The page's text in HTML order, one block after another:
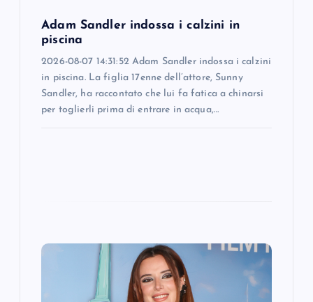
Adam Sandler indossa i calzini in
piscina
2026-08-07 14:31:52 Adam Sandler indossa i calzini
in piscina. La figlia 17enne dell’attore, Sunny
Sandler, ha raccontato che lui fa fatica a chinarsi
per toglierli prima di entrare in acqua,…